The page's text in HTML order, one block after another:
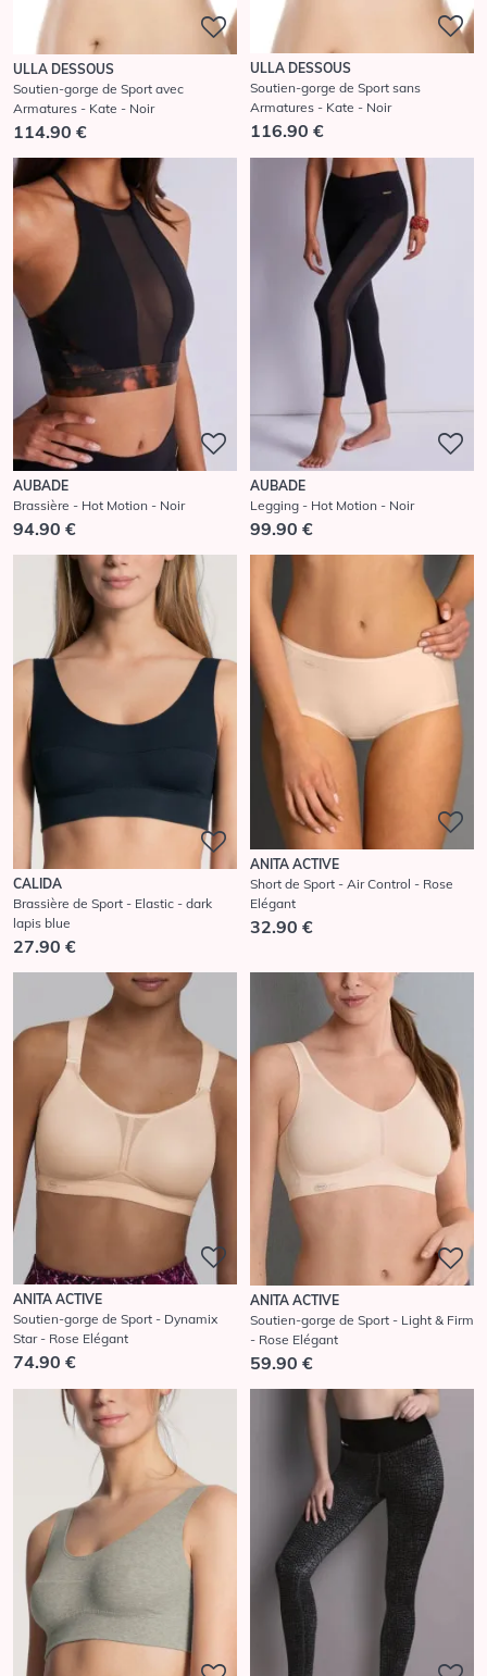
ULLA DESSOUS
Soutien-gorge de Sport avec
Armatures - Kate - Noir
114.90 €
ULLA DESSOUS
Soutien-gorge de Sport sans
Armatures - Kate - Noir
116.90 €
AUBADE
Brassière - Hot Motion - Noir
94.90 €
AUBADE
Legging - Hot Motion - Noir
99.90 €
CALIDA
Brassière de Sport - Elastic - dark
lapis blue
27.90 €
ANITA ACTIVE
Short de Sport - Air Control - Rose
Elégant
32.90 €
ANITA ACTIVE
Soutien-gorge de Sport - Dynamix
Star - Rose Elégant
74.90 €
ANITA ACTIVE
Soutien-gorge de Sport - Light & Firm
- Rose Elégant
59.90 €